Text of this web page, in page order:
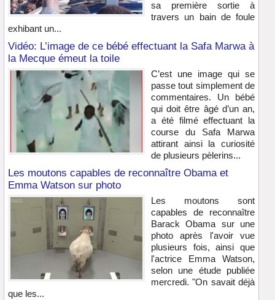
sa première sortie à
travers un bain de foule
exhibant un...
Vidéo: L’image de ce bébé effectuant la Safa Marwa à
la Mecque émeut la toile
C’est une image qui se
passe tout simplement de
commentaires. Un bébé
qui doit être âgé d’un an,
a été filmé effectuant la
course du Safa Marwa
attirant ainsi la curiosité
de plusieurs pèlerins...
Les moutons capables de reconnaître Obama et
Emma Watson sur photo
Les moutons sont
capables de reconnaître
Barack Obama sur une
photo après l'avoir vue
plusieurs fois, ainsi que
l'actrice Emma Watson,
selon une étude publiée
mercredi. "On savait déjà
que les...